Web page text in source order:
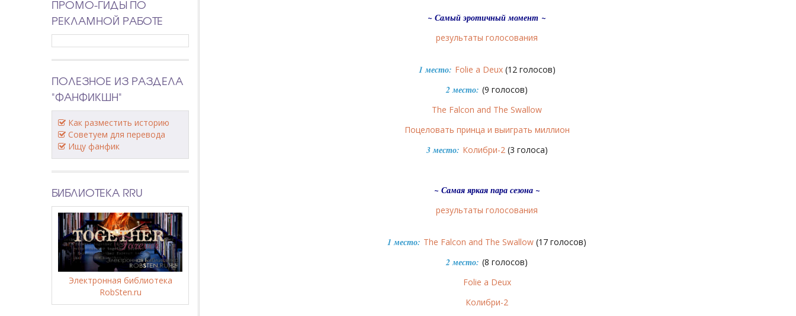
~ Самый эротичный момент ~
результаты голосования
1 место: Folie a Deux(12 голосов)
2 место: (9 голосов)
The Falcon and The Swallow
Поцеловать принца и выиграть миллион
3 место: Колибри-2(3 голоса)
~ Самая яркая пара сезона ~
результаты голосования
1 место: The Falcon and The Swallow (17 голосов)
2 место: (8 голосов)
Folie a Deux
Колибри-2
ПРОМО-ГИДЫ ПО
РЕКЛАМНОЙ РАБОТЕ
ПОЛЕЗНОЕ ИЗ РАЗДЕЛА
"ФАНФИКШН"
Как разместить историю
Советуем для перевода
Ищу фанфик
БИБЛИОТЕКА RRU
Электронная библиотека
RobSten.ru